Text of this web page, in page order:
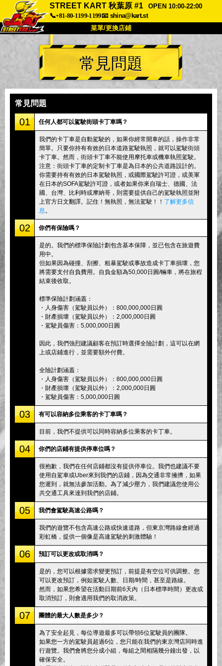
STREET KART 秋葉原 #1
OPEN 10:00-22:00
📞+81-80-1199-1199📧 shina@kart.st
菜單/更換店鋪
首頁
關於 規格 價格
顧客聲音
公司
更換店鋪
東京 品川 #1 東京 秋葉原 #1
東京 秋葉原 #2 東京 澀谷
東京 澀谷附店 東京灣
東京 淺草 大阪
沖繩
常見問題
常見問題
01 任何人都可以駕駛街頭卡丁車嗎？
我們的卡丁車是自動駕駛的，如果你經常開車的話，操作非常
簡單。只要你持有有效的日本道路駕駛執照，就可以駕駛街頭
卡丁車。然而，街頭卡丁車不能使用摩托車或機車執照駕駛。
注意：街頭卡丁車的定制卡丁車是為日本的公共道路設計的。
你需要持有有效的日本駕駛執照，或國際駕駛許可證，或美軍
在日本的SOFA駕駛許可證，或者如果你來自瑞士、德國、法
國、台灣、比利時或摩納哥，則需要提供自己的駕駛執照並附
上官方日文翻譯。記住！無執照，無法駕駛！！ 了解更多信
息 。
02 你們有保險嗎？
是的。我們的標準保險計劃包含基本保障，並已包含在旅遊費
用中。
但如果因為碰撞、刮擦、粗暴駕駛或事故造成卡丁車損壞，您
將需要支付自負費用。自負金額為50,000日圓/輛車，將在旅程
結束後收取。
標準保險計劃涵蓋：
・人身傷害（駕駛員以外）：800,000,000日圓
・財產損壞（駕駛員以外）：2,000,000日圓
・駕駛員傷害：5,000,000日圓
因此，我們強烈建議顧客在預訂時選擇全險計劃，這可以在網
上或店鋪進行，並需要額外付費。
全險計劃涵蓋：
・人身傷害（駕駛員以外）：800,000,000日圓
・財產損壞（駕駛員以外）：2,000,000日圓
・駕駛員傷害：5,000,000日圓
03 有可以容納多位乘客的卡丁車嗎？
目前，我們不提供可以同時容納多位乘客的卡丁車。
04 你們的店鋪有提供停車位嗎？
很抱歉，我們在任何店鋪都沒有提供停車位。我們也建議不要
使用自駕車或Uber來到我們的店鋪，因為交通非常擁擠，如果
您遲到，就無法參加活動。為了減少壓力，我們建議您使用公
共交通工具來達到我們的店鋪。
05 我們會駕駛高速公路嗎？
我們的遊覽不包含高速公路或快速道路，但東京灣路線會經過
彩虹橋，提供一個像是高速駕駛的刺激體驗！
06 預訂可以更改或取消嗎？
是的，您可以根據需求變更預訂，前提是有空位可供調整。您
可以更改預訂，例如駕駛人數、日期/時間，甚至是路線。
然而，如果您希望在活動日期前6天內（日本標準時間）更改或
取消預訂，則會適用我們的取消政策。
07 團體的最大人數是多少？
為了安全起見，每位導遊最多可以帶領6位駕駛員的團隊。
如果您一方的駕駛員超過6位，您只能在我們的東京灣店同時進
行遊覽。我們會將您分成小組，每組之間相隔幾分鐘出發，以
確保安全。